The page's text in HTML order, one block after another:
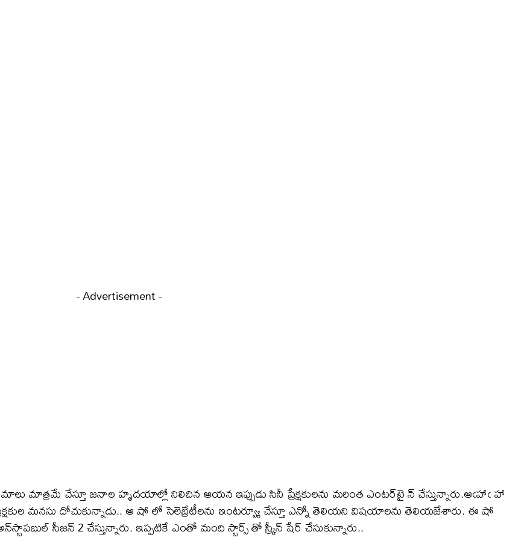
- Advertisement -
మాత్రమే చేస్తూ జనాల హృదయాల్లో నిలిచిన ఆయన ఇప్పుడు సినీ ప్రేక్షకులను మరింత ఎంటర్‌టై న్ చేస్తున్నారు.ఆఁహాఁ హా
మనసు దోచుకున్నాడు.. ఆ షో లో సెలెబ్రేటీలను ఇంటర్వ్యూ చేస్తూ ఎన్నో తెలియని విషయాలను తెలియజేశారు. ఈ షో
సీజన్ 2 చేస్తున్నారు. ఇప్పటికే ఎంతో మంది స్టార్స్ తో స్క్రీన్ షేర్ చేసుకున్నారు..